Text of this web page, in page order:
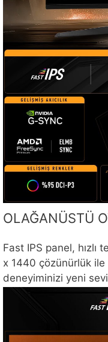
OLAĞANÜSTÜ
Fast IPS panel, hızlı
x 1440 çözünürlük
deneyiminizi yeni